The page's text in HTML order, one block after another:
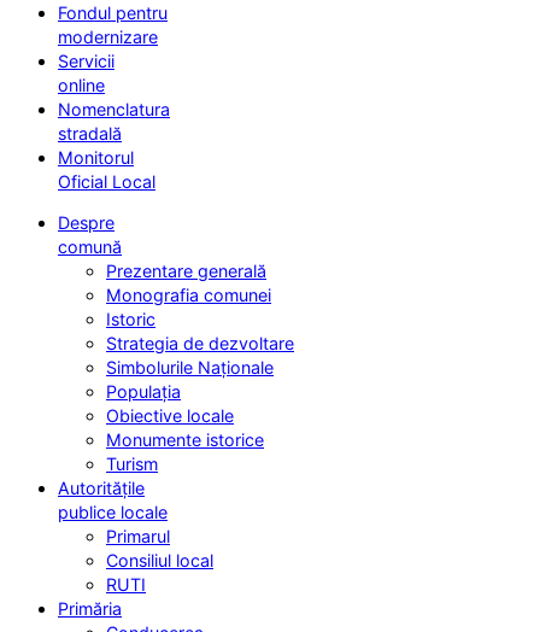
Fondul pentru
modernizare
Servicii
online
Nomenclatura
stradală
Monitorul
Oficial Local
Despre
comună
Prezentare generală
Monografia comunei
Istoric
Strategia de dezvoltare
Simbolurile Naționale
Populația
Obiective locale
Monumente istorice
Turism
Autoritățile
publice locale
Primarul
Consiliul local
RUTI
Primăria